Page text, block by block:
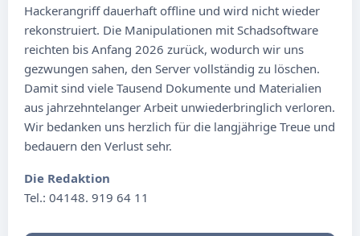
Hackerangriff dauerhaft offline und wird nicht wieder
rekonstruiert. Die Manipulationen mit Schadsoftware
reichten bis Anfang 2026 zurück, wodurch wir uns
gezwungen sahen, den Server vollständig zu löschen.
Damit sind viele Tausend Dokumente und Materialien
aus jahrzehntelanger Arbeit unwiederbringlich verloren.
Wir bedanken uns herzlich für die langjährige Treue und
bedauern den Verlust sehr.
Die Redaktion
Tel.: 04148. 919 64 11